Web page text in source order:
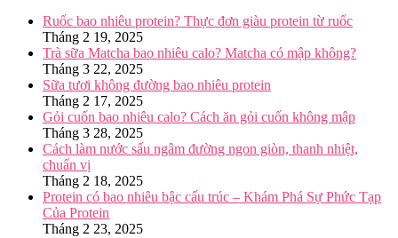
Ruốc bao nhiêu protein? Thực đơn giàu protein từ ruốc
Tháng 2 19, 2025
Trà sữa Matcha bao nhiêu calo? Matcha có mập không?
Tháng 3 22, 2025
Sữa tươi không đường bao nhiêu protein
Tháng 2 17, 2025
Gỏi cuốn bao nhiêu calo? Cách ăn gỏi cuốn không mập
Tháng 3 28, 2025
Cách làm nước sấu ngâm đường ngon giòn, thanh nhiệt,
chuẩn vị
Tháng 2 18, 2025
Protein có bao nhiêu bậc cấu trúc – Khám Phá Sự Phức Tạp
Của Protein
Tháng 2 23, 2025